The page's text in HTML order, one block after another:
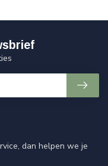
dan helpen we je